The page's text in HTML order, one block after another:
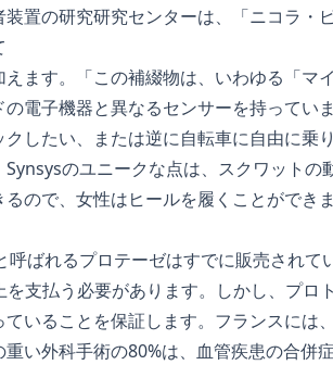
置の研究研究センターは、「ニコラ・
ます。「この補綴物は、いわゆる「マ
電子機器と異なるセンサーを持ってい
したい、または逆に自転車に自由に乗
のユニークな点は、スクワット
ので、女性はヒールを履くことができ
呼ばれるプロテーゼはすでに販売され
支払う必要があります。しかし、プロ
いることを保証します。フランスには
い外科手術の80%は、血管疾患の合併